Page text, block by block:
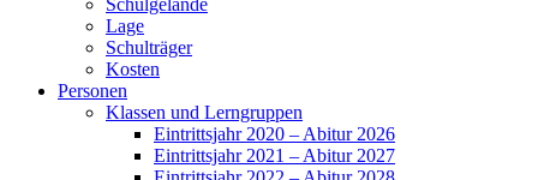
Lage
Schulträger
Kosten
Personen
Klassen und Lerngruppen
Eintrittsjahr 2020 – Abitur 2026
Eintrittsjahr 2021 – Abitur 2027